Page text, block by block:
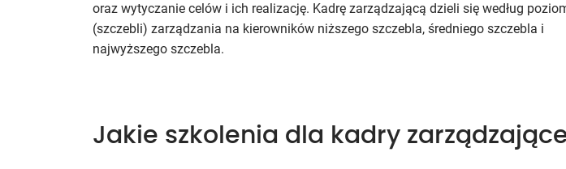
oraz wytyczanie celów i ich realizację. Kadrę zarządzającą dzieli się według
(szczebli) zarządzania na kierowników niższego szczebla, średniego szczebla i
najwyższego szczebla.
Jakie szkolenia dla kadry